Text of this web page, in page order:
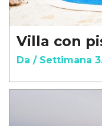
Villa con
Da / Settimana